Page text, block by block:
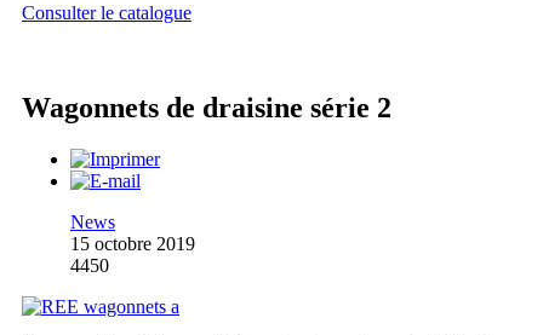
Consulter le catalogue
Wagonnets de draisine série 2
News
15 octobre 2019
4450